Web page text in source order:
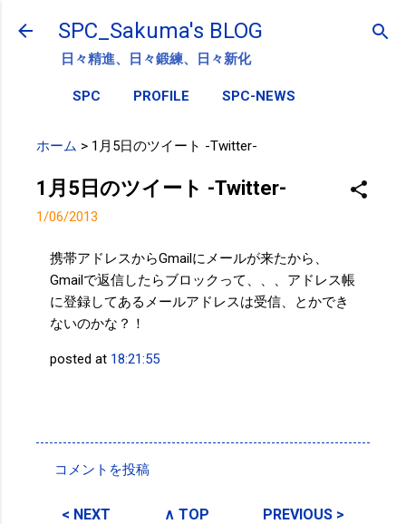
スキップしてメイン コンテンツに移動
SPC_Sakuma's BLOG
日々精進、日々鍛練、日々新化
SPC PROFILE SPC-NEWS
ホーム > 1月5日のツイート -Twitter-
1月5日のツイート -Twitter-
1/06/2013
携帯アドレスからGmailにメールが来たから、
Gmailで返信したらブロックって、、、アドレス帳
に登録してあるメールアドレスは受信、とかでき
ないのかな？！
posted at 18:21:55
メ
コメントを投稿
< NEXT ∧ TOP PREVIOUS >